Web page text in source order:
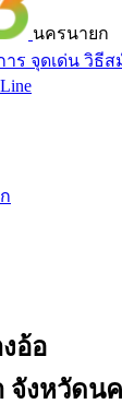
นครนายก
าร จุดเด่น วิธีส
066-121-4430
LineLine @tan3bb
อ้อ
จังหวัดน